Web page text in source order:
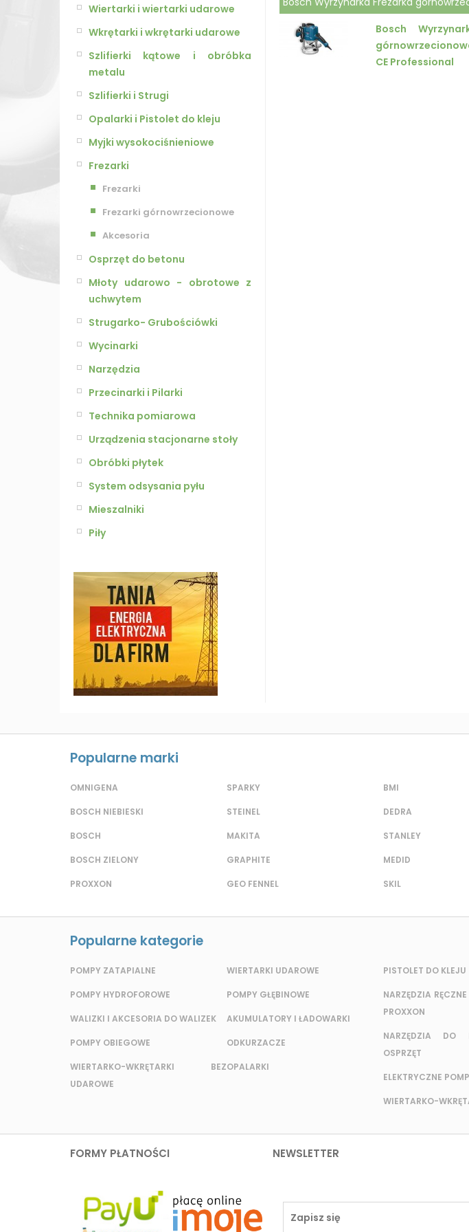
Wiertarki i wiertarki udarowe
Wkrętarki i wkrętarki udarowe
Szlifierki kątowe i obróbka
metalu
Szlifierki i Strugi
Opalarki i Pistolet do kleju
Myjki wysokociśnieniowe
Frezarki
Frezarki
Frezarki górnowrzecionowe
Akcesoria
Osprzęt do betonu
Młoty udarowo - obrotowe z
uchwytem
Strugarko- Grubościówki
Wycinarki
Narzędzia
Przecinarki i Pilarki
Technika pomiarowa
Urządzenia stacjonarne stoły
Obróbki płytek
System odsysania pyłu
Mieszalniki
Piły
Bosch
CE Professional
Popularne marki
OMNIGENA
BOSCH NIEBIESKI
BOSCH
BOSCH ZIELONY
PROXXON
SPARKY
STEINEL
MAKITA
GRAPHITE
GEO FENNEL
BMI
DEDRA
STANLEY
MEDID
SKIL
Popularne kategorie
POMPY ZATAPIALNE
POMPY HYDROFOROWE
WALIZKI I AKCESORIA DO WALIZEK
POMPY OBIEGOWE
WIERTARKO-WKRĘTARKI BEZ
UDAROWE
WIERTARKI UDAROWE
POMPY GŁĘBINOWE
AKUMULATORY I ŁADOWARKI
ODKURZACZE
OPALARKI
PISTOLET DO KLEJU
NARZĘDZIA
PROXXON
NARZĘDZIA DO
OSPRZĘT
ELEKTRYCZNE
WIERTARKO-
FORMY PŁATNOŚCI NEWSLETTER